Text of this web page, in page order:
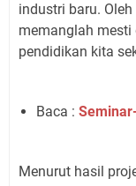
industri baru.
memanglah
pendidikan kita
Baca :
Menurut hasil